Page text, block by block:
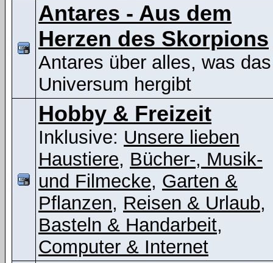
Antares - Aus dem
Herzen des Skorpions
Antares über alles, was das
Universum hergibt
Hobby & Freizeit
Inklusive: Unsere lieben
Haustiere, Bücher-, Musik-
und Filmecke, Garten &
Pflanzen, Reisen & Urlaub,
Basteln & Handarbeit,
Computer & Internet